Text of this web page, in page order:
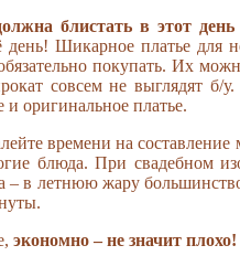
блистать в этот
день! Шикарное платье для
покупать. Их
совсем не выглядят
и оригинальное платье.
времени на
блюда. При свадебном
– в летнюю жару
экономно – не значит плохо!